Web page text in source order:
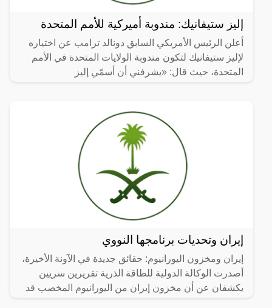
إليز ستيفانيك: مندوبة أميركية للأمم المتحدة
أعلن الرئيس الأمريكي السابق دونالد ترامب عن اختياره
لإليز ستيفانيك لتكون مندوبة الولايات المتحدة في الأمم
المتحدة، حيث قال: «يشرفني أن أسمّي إليز
إيران وتحديات برنامجها النووي
إيران ومخزون اليورانيوم: حقائق جديدة في الآونة الأخيرة،
أصدرت الوكالة الدولية للطاقة الذرية تقريرين سريين
يكشفان عن أن مخزون إيران من اليورانيوم المخصب قد